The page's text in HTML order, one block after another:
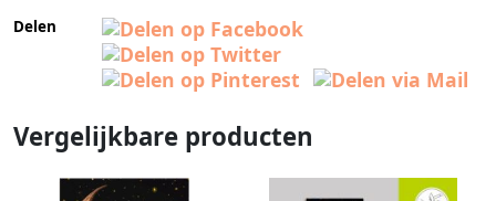
Delen
Vergelijkbare producten